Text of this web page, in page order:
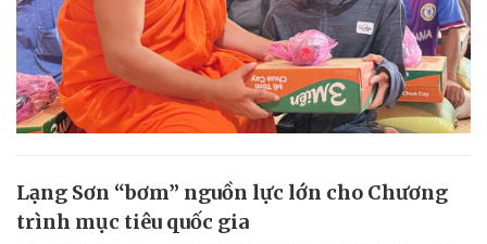
Lạng Sơn “bơm” nguồn lực lớn cho Chương
trình mục tiêu quốc gia